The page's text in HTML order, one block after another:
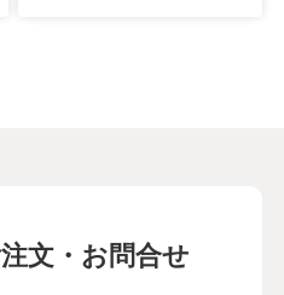
文・お問合せ